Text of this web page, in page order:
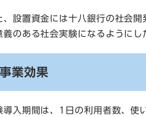
、設置資金には十八銀行の社会
義のある社会実験になるようにし
事業効果
導入期間は、1日の利用者数、使